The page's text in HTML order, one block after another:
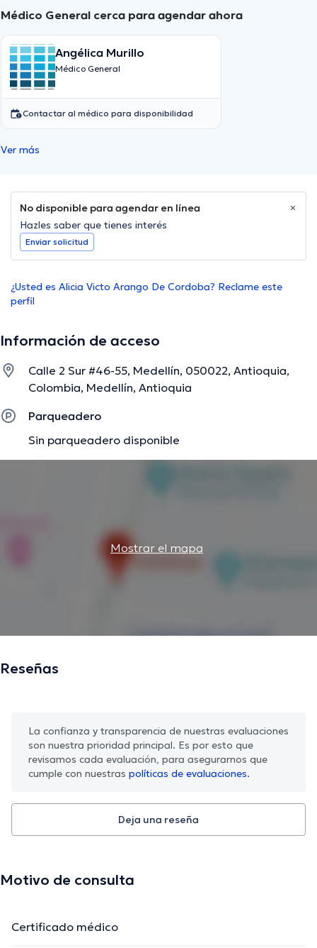
Médico General cerca para agendar ahora
Angélica Murillo
Médico General
Contactar al médico para disponibilidad
Ver más
No disponible para agendar en línea
Hazles saber que tienes interés
Enviar solicitud
¿Usted es Alicia Victo Arango De Cordoba? Reclame este
perfil
Información de acceso
Calle 2 Sur #46-55, Medellín, 050022, Antioquia,
Colombia, Medellín, Antioquia
Parqueadero
Sin parqueadero disponible
Mostrar el mapa
Reseñas
La confianza y transparencia de nuestras evaluaciones
son nuestra prioridad principal. Es por esto que
revisamos cada evaluación, para asegurarnos que
cumple con nuestras políticas de evaluaciones.
Deja una reseña
Motivo de consulta
Certificado médico